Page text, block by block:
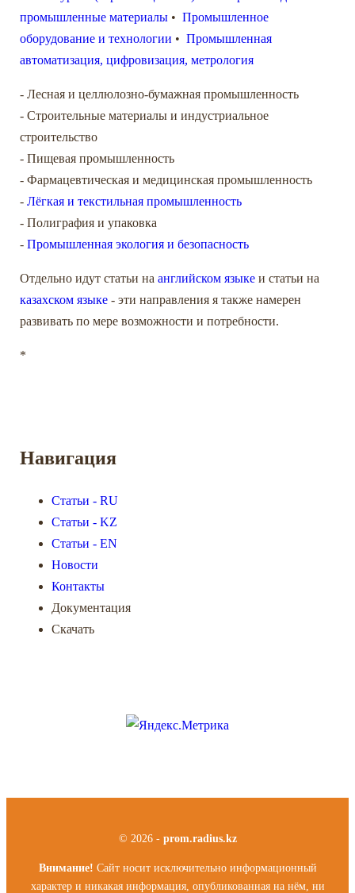
промышленные материалы •Промышленное
оборудование и технологии •Промышленная
автоматизация, цифровизация, метрология
- Лесная и целлюлозно-бумажная промышленность
- Строительные материалы и индустриальное
строительство
- Пищевая промышленность
- Фармацевтическая и медицинская промышленность
-Лёгкая и текстильная промышленность
- Полиграфия и упаковка
-Промышленная экология и безопасность
Отдельно идут статьи наанглийском языке и статьи на
казахском языке - эти направления я также намерен
развивать по мере возможности и потребности.
*
Навигация
Статьи - RU
Статьи - KZ
Статьи - EN
Новости
Контакты
Документация
Скачать
© 2026 - prom.radius.kz
Внимание! Сайт носит исключительно информационный
характер и никакая информация, опубликованная на нём, ни